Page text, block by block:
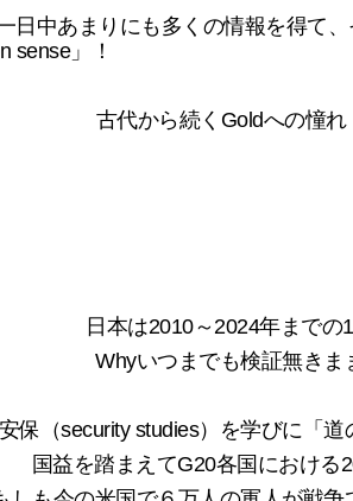
日中あまりにも多くの情報を得て
sense」！
古代から続くGoldへの憧
日本は2010～2024年まで
Whyいつまでも検証無き
保（security studies）を学びに「
国益を踏まえてG20各国におけ